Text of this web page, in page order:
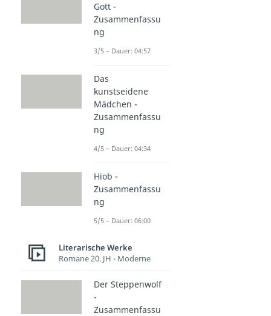
Gott -
Zusammenfassu
ng
3/5 – Dauer: 04:57
Das
kunstseidene
Mädchen -
Zusammenfassu
ng
4/5 – Dauer: 04:34
Hiob -
Zusammenfassu
ng
5/5 – Dauer: 06:00
Literarische Werke
Romane 20. JH - Moderne
Der Steppenwolf
-
Zusammenfassu